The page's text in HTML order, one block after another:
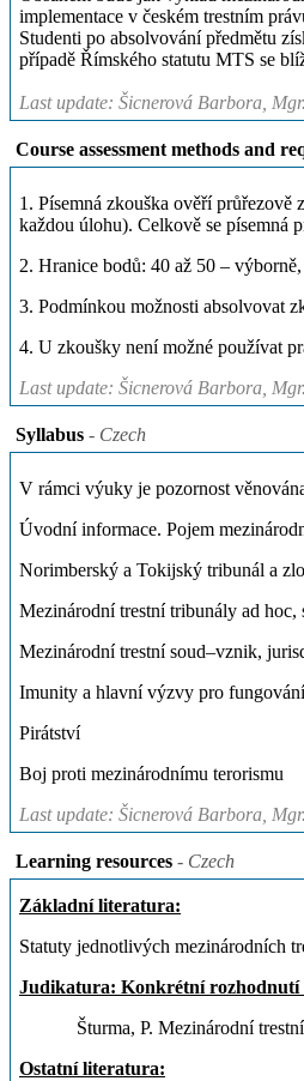
implementace v českém trestním
Studenti po absolvování předmětu
případě Římského statutu MTS se
Last update: Šicnerová Barbora,
Course assessment methods and
1. Písemná zkouška ověří průřezově
každou úlohu). Celkově se písemná
2. Hranice bodů: 40 až 50 –
3. Podmínkou možnosti absolvovat
4. U zkoušky není možné používat
Last update: Šicnerová Barbora,
Syllabus - Czech
V rámci výuky je pozornost
Úvodní informace. Pojem
Norimberský a Tokijský tribunál a
Mezinárodní trestní tribunály ad hoc,
Mezinárodní trestní soud–vznik,
Imunity a hlavní výzvy pro
Pirátství
Boj proti mezinárodnímu terorismu
Last update: Šicnerová Barbora,
Learning resources - Czech
Základní literatura:
Statuty jednotlivých mezinárodních
Judikatura: Konkrétní rozhodnutí
Šturma, P. Mezinárodní
Ostatní literatura: